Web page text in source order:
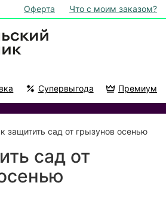
Оферта Что с моим заказом?
Супервыгода Премиум
защитить сад от грызунов осенью
сад от